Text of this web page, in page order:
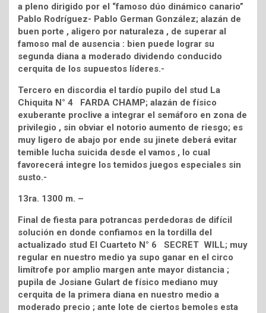
a pleno dirigido por el “famoso dúo dinámico canario”
Pablo Rodríguez- Pablo German González; alazán de
buen porte , aligero por naturaleza , de superar al
famoso mal de ausencia : bien puede lograr su
segunda diana a moderado dividendo conducido
cerquita de los supuestos líderes.-
Tercero en discordia el tardío pupilo del stud La
Chiquita N° 4 FARDA CHAMP; alazán de físico
exuberante proclive a integrar el semáforo en zona de
privilegio , sin obviar el notorio aumento de riesgo; es
muy ligero de abajo por ende su jinete deberá evitar
temible lucha suicida desde el vamos , lo cual
favorecerá integre los temidos juegos especiales sin
susto.-
13ra. 1300 m. –
Final de fiesta para potrancas perdedoras de difícil
solución en donde confiamos en la tordilla del
actualizado stud El Cuarteto N° 6 SECRET WILL; muy
regular en nuestro medio ya supo ganar en el circo
limítrofe por amplio margen ante mayor distancia ;
pupila de Josiane Gulart de físico mediano muy
cerquita de la primera diana en nuestro medio a
moderado precio ; ante lote de ciertos bemoles esta